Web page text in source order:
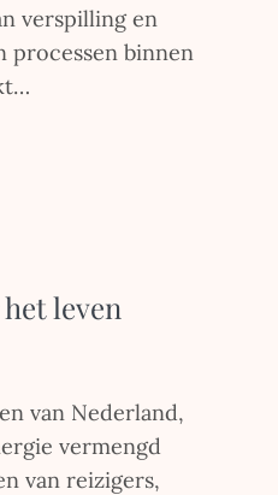
verspilling en
processen binnen
leven
van Nederland,
vermengd
van reizigers,